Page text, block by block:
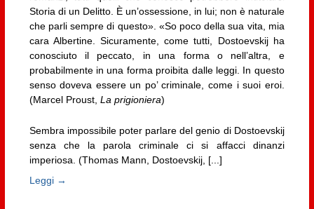
Storia di un Delitto. È un’ossessione, in lui; non è naturale
che parli sempre di questo». «So poco della sua vita, mia
cara Albertine. Sicuramente, come tutti, Dostoevskij ha
conosciuto il peccato, in una forma o nell’altra, e
probabilmente in una forma proibita dalle leggi. In questo
senso doveva essere un po’ criminale, come i suoi eroi.
(Marcel Proust, La prigioniera)
Sembra impossibile poter parlare del genio di Dostoevskij
senza che la parola criminale ci si affacci dinanzi
imperiosa. (Thomas Mann, Dostoevskij, [...]
Leggi →